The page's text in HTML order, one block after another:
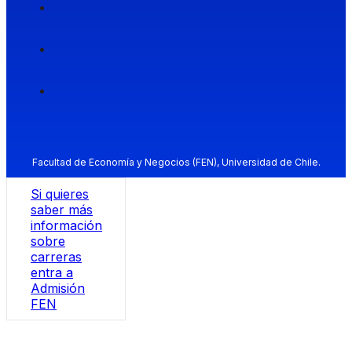
Facultad de Economía y Negocios (FEN), Universidad de Chile.
Si quieres
saber más
información
sobre
carreras
entra a
Admisión
FEN